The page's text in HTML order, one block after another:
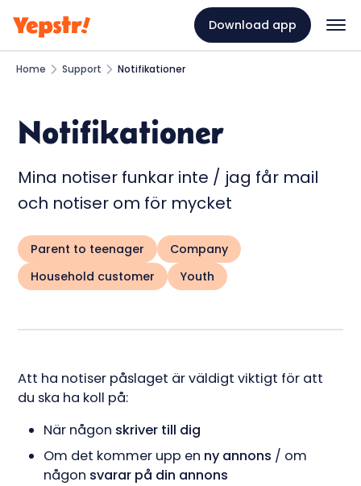
Download app
Home Support Notifikationer
Notifikationer
Mina notiser funkar inte / jag får mail
och notiser om för mycket
Parent to teenager
Company
Household customer
Youth
Att ha notiser påslaget är väldigt viktigt för att
du ska ha koll på:
När någon skriver till dig
Om det kommer upp en ny annons / om
någon svarar på din annons